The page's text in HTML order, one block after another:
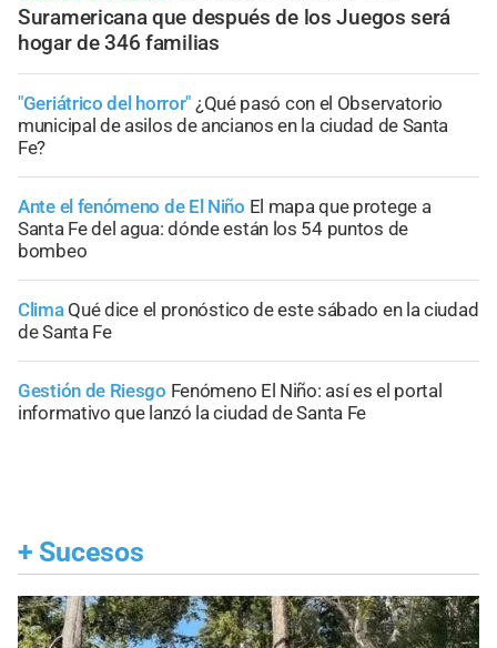
Suramericana que después de los Juegos será
hogar de 346 familias
"Geriátrico del horror" ¿Qué pasó con el Observatorio
municipal de asilos de ancianos en la ciudad de Santa
Fe?
Ante el fenómeno de El Niño El mapa que protege a
Santa Fe del agua: dónde están los 54 puntos de
bombeo
Clima Qué dice el pronóstico de este sábado en la ciudad
de Santa Fe
Gestión de Riesgo Fenómeno El Niño: así es el portal
informativo que lanzó la ciudad de Santa Fe
+ Sucesos